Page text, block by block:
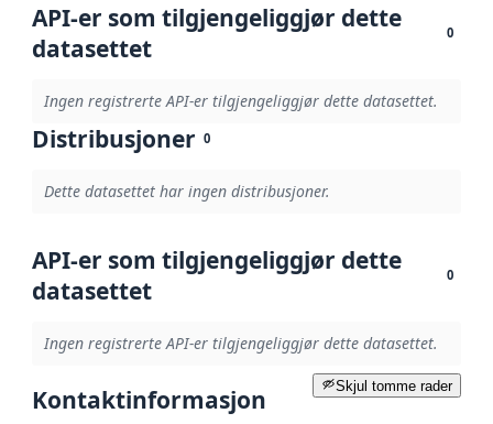
API-er som tilgjengeliggjør dette
datasettet
0
Ingen registrerte API-er tilgjengeliggjør dette datasettet.
Distribusjoner 0
Dette datasettet har ingen distribusjoner.
API-er som tilgjengeliggjør dette
datasettet
0
Ingen registrerte API-er tilgjengeliggjør dette datasettet.
Skjul tomme rader
Kontaktinformasjon